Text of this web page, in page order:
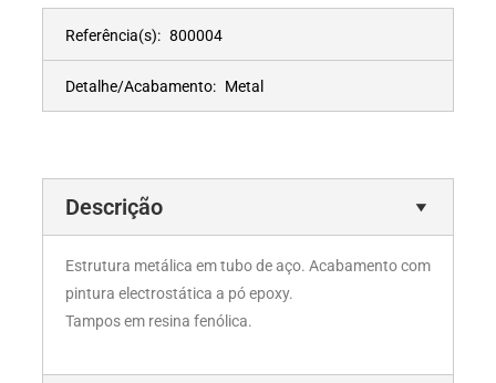
Referência(s): 800004
Detalhe/Acabamento: Metal
Descrição
Estrutura metálica em tubo de aço. Acabamento com
pintura electrostática a pó epoxy.
Tampos em resina fenólica.